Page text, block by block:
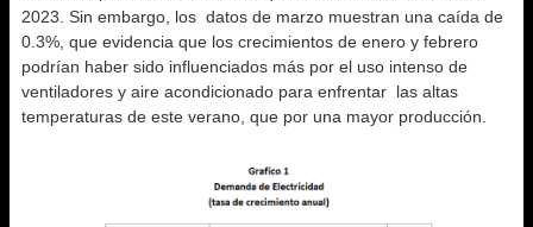
2023. Sin embargo, los datos de marzo muestran una caída de
0.3%, que evidencia que los crecimientos de enero y febrero
podrían haber sido influenciados más por el uso intenso de
ventiladores y aire acondicionado para enfrentar las altas
temperaturas de este verano, que por una mayor producción.